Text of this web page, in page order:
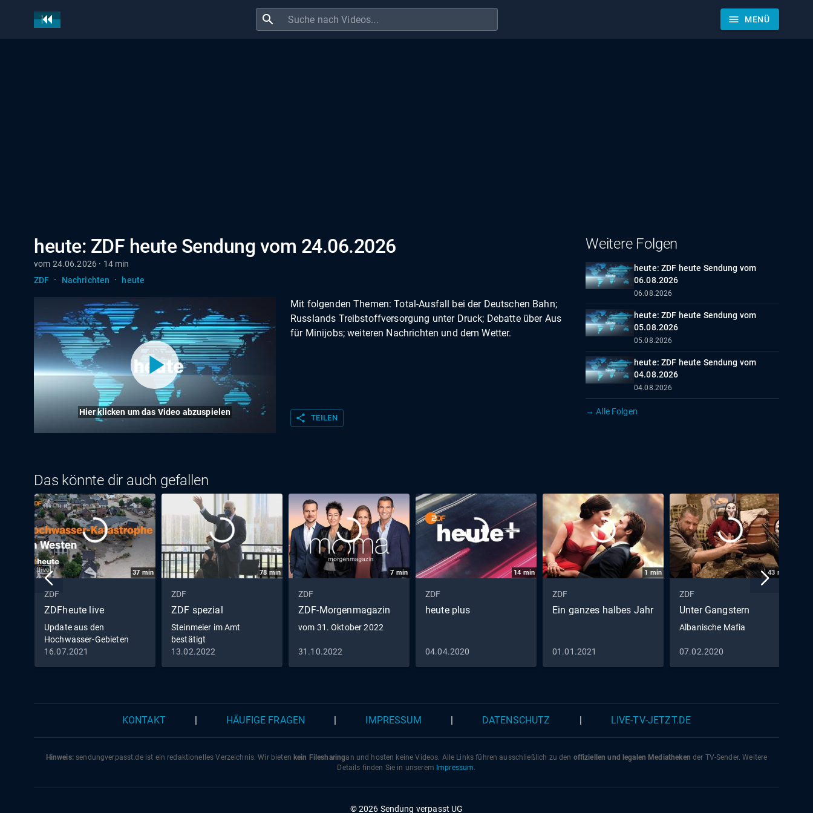
search menu MENÜ
heute: ZDF heute Sendung vom 24.06.2026
vom 24.06.2026 · 14 min
ZDF · Nachrichten · heute
Hier klicken um das Video abzuspielen
Mit folgenden Themen: Total-Ausfall bei der Deutschen Bahn;
Russlands Treibstoffversorgung unter Druck; Debatte über Aus
für Minijobs; weiteren Nachrichten und dem Wetter.
share TEILEN
Weitere Folgen
heute: ZDF heute Sendung vom
06.08.2026
06.08.2026
heute: ZDF heute Sendung vom
05.08.2026
05.08.2026
heute: ZDF heute Sendung vom
04.08.2026
04.08.2026
→ Alle Folgen
Das könnte dir auch gefallen
37 min
ZDF
ZDFheute live
Update aus den
Hochwasser-Gebieten
16.07.2021
78 min
ZDF
ZDF spezial
Steinmeier im Amt
bestätigt
13.02.2022
7 min
ZDF
ZDF-Morgenmagazin
vom 31. Oktober 2022
31.10.2022
14 min
ZDF
heute plus
04.04.2020
1 min
ZDF
Ein ganzes halbes Jahr
01.01.2021
43 min
ZDF
Unter Gangstern
Albanische Mafia
07.02.2020
KONTAKT HÄUFIGE FRAGEN IMPRESSUM DATENSCHUTZ LIVE-TV-JETZT.DE
Hinweis:sendungverpasst.deist ein redaktionelles Verzeichnis. Wir bieten kein Filesharingan und hosten keine Videos. Alle Links führen ausschließlich zu den offiziellen und legalen Mediatheken der TV-Sender. Weitere
Details finden Sie in unserem Impressum.
© 2026 Sendung verpasst UG